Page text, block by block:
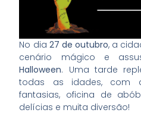
No dia 27 de outubro, a
cenário mágico e
Halloween. Uma tarde
todas as idades, com
fantasias, oficina de
delícias e muita diversão!